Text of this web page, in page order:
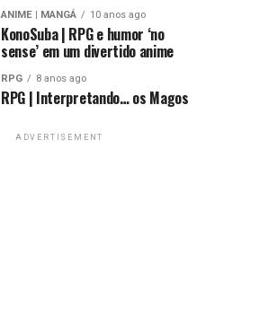
ANIME | MANGÁ 10 anos ago
KonoSuba | RPG e humor ‘no
sense’ em um divertido anime
RPG 8 anos ago
RPG | Interpretando… os Magos
ADVERTISEMENT